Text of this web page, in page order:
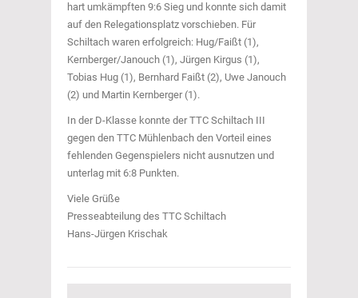
hart umkämpften 9:6 Sieg und konnte sich damit
auf den Relegationsplatz vorschieben. Für
Schiltach waren erfolgreich: Hug/Faißt (1),
Kernberger/Janouch (1), Jürgen Kirgus (1),
Tobias Hug (1), Bernhard Faißt (2), Uwe Janouch
(2) und Martin Kernberger (1).
In der D-Klasse konnte der TTC Schiltach III
gegen den TTC Mühlenbach den Vorteil eines
fehlenden Gegenspielers nicht ausnutzen und
unterlag mit 6:8 Punkten.
Viele Grüße
Presseabteilung des TTC Schiltach
Hans-Jürgen Krischak